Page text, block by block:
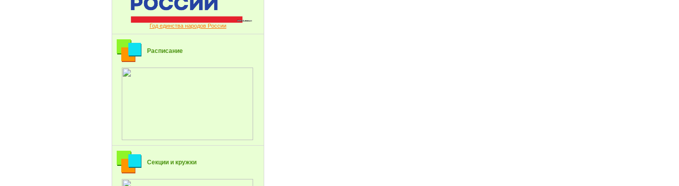
Год единства народов России
Расписание
Секции и кружки